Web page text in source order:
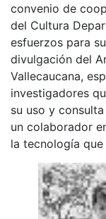
convenio de
del Cultura
esfuerzos para
divulgación del
Vallecaucana,
investigadores
su uso y
un colaborador
la tecnología